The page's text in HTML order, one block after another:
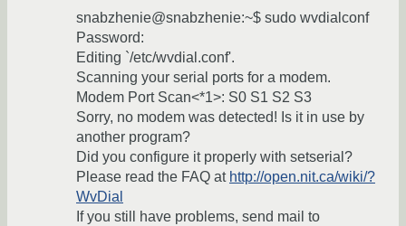
snabzhenie@snabzhenie:~$ sudo wvdialconf
Password:
Editing `/etc/wvdial.conf'.
Scanning your serial ports for a modem.
Modem Port Scan<*1>: S0 S1 S2 S3
Sorry, no modem was detected! Is it in use by
another program?
Did you configure it properly with setserial?
Please read the FAQ at http://open.nit.ca/wiki/?
WvDial
If you still have problems, send mail to